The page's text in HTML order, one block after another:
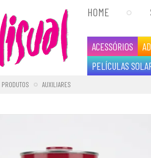
HOME
ACESSÓRIOS
PELÍCULAS
PRODUTOS AUXILIARES